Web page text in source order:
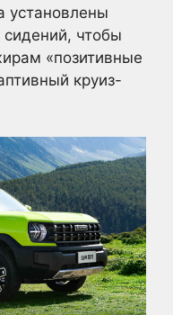
установлены
чтобы
«позитивные
круиз-